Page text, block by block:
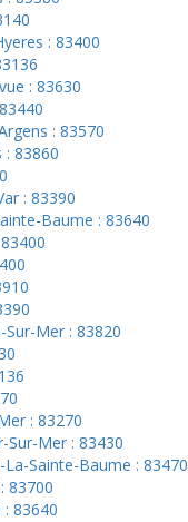
: 83400
: 83630
: 83570
: 83860
: 83390
Baume : 83640
Mer : 83820
: 83270
Sur-Mer : 83430
Sainte-Baume : 83470
83700
83640